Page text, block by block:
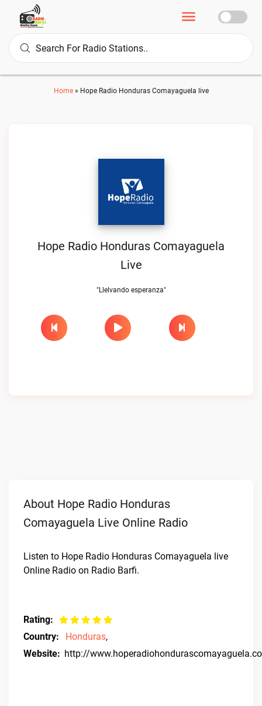
Home» Hope Radio Honduras Comayaguela live
Hope Radio Honduras Comayaguela
Live
"Llelvando esperanza"
About Hope Radio Honduras
Comayaguela Live Online Radio
Listen to Hope Radio Honduras Comayaguela live
Online Radio on Radio Barfi.
Rating:
Country:
Honduras,
Website: http://